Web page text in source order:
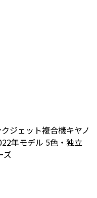
ジェット複合機キヤノ
年モデル 5色・独立
ズ